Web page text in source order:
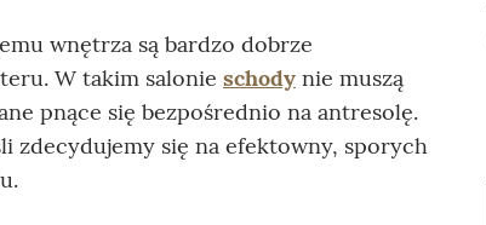
wnętrza są bardzo dobrze
W takim salonie schody nie muszą
pnące się bezpośrednio na antresolę.
zdecydujemy się na efektowny, sporych